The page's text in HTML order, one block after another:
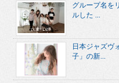
グループ名を
ルした ...
日本ジャズヴ
子」の新...